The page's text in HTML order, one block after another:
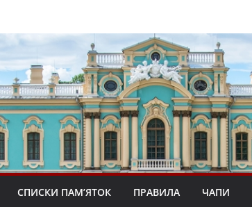
СПИСКИ ПАМ’ЯТОК ПРАВИЛА ЧАПИ